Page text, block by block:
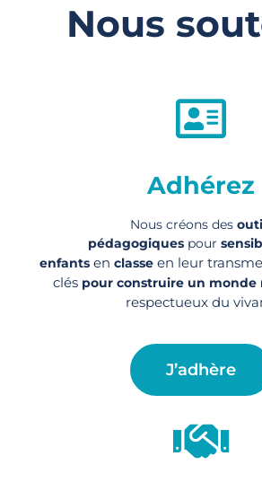
Nous
Adhérez
Nous créons des
pédagogiquespour
enfantsen classeen leur
clés pour construire un monde
respectueux du
J’adhère